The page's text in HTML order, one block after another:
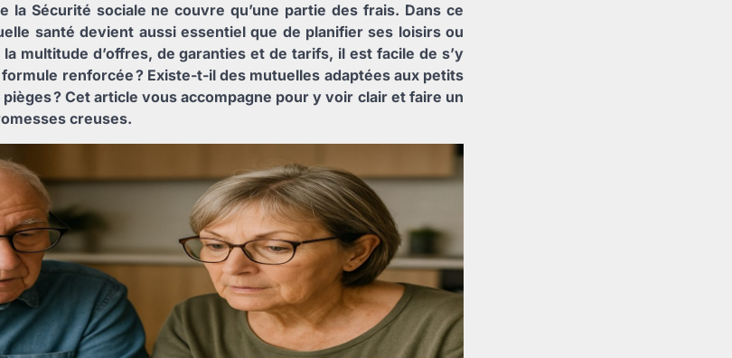
la Sécurité sociale ne couvre qu’une partie des frais. Dans ce
santé devient aussi essentiel que de planifier ses loisirs ou
multitude d’offres, de garanties et de tarifs, il est facile de s’y
renforcée ? Existe-t-il des mutuelles adaptées aux petits
? Cet article vous accompagne pour y voir clair et faire un
creuses.